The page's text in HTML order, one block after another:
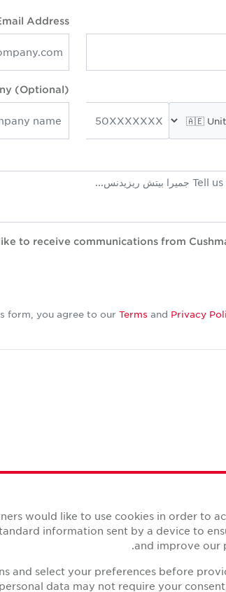
Address*
(Optional)
to receive communications from
form, you agree to our Terms and Privacy
would like to use cookies in order to
information sent by a device to
and improve our
and select your preferences before
personal data may not require your